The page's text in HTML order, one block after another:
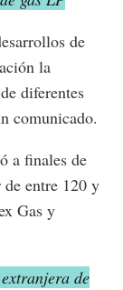
de
la
diferentes
comunicado.
a finales de
entre 120 y
Gas y
de